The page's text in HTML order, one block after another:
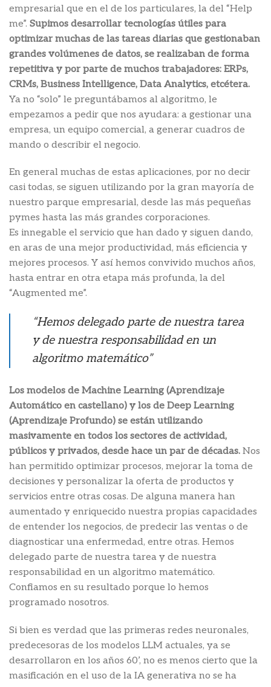
empresarial que en el de los particulares, la del “Help
me”. Supimos desarrollar tecnologías útiles para
optimizar muchas de las tareas diarias que gestionaban
grandes volúmenes de datos, se realizaban de forma
repetitiva y por parte de muchos trabajadores: ERPs,
CRMs, Business Intelligence, Data Analytics, etcétera.
Ya no “solo” le preguntábamos al algoritmo, le
empezamos a pedir que nos ayudara: a gestionar una
empresa, un equipo comercial, a generar cuadros de
mando o describir el negocio.
En general muchas de estas aplicaciones, por no decir
casi todas, se siguen utilizando por la gran mayoría de
nuestro parque empresarial, desde las más pequeñas
pymes hasta las más grandes corporaciones.
Es innegable el servicio que han dado y siguen dando,
en aras de una mejor productividad, más eficiencia y
mejores procesos. Y así hemos convivido muchos años,
hasta entrar en otra etapa más profunda, la del
“Augmented me”.
“Hemos delegado parte de nuestra tarea
y de nuestra responsabilidad en un
algoritmo matemático”
Los modelos de Machine Learning (Aprendizaje
Automático en castellano) y los de Deep Learning
(Aprendizaje Profundo) se están utilizando
masivamente en todos los sectores de actividad,
públicos y privados, desde hace un par de décadas. Nos
han permitido optimizar procesos, mejorar la toma de
decisiones y personalizar la oferta de productos y
servicios entre otras cosas. De alguna manera han
aumentado y enriquecido nuestra propias capacidades
de entender los negocios, de predecir las ventas o de
diagnosticar una enfermedad, entre otras. Hemos
delegado parte de nuestra tarea y de nuestra
responsabilidad en un algoritmo matemático.
Confiamos en su resultado porque lo hemos
programado nosotros.
Si bien es verdad que las primeras redes neuronales,
predecesoras de los modelos LLM actuales, ya se
desarrollaron en los años 60’, no es menos cierto que la
masificación en el uso de la IA generativa no se ha